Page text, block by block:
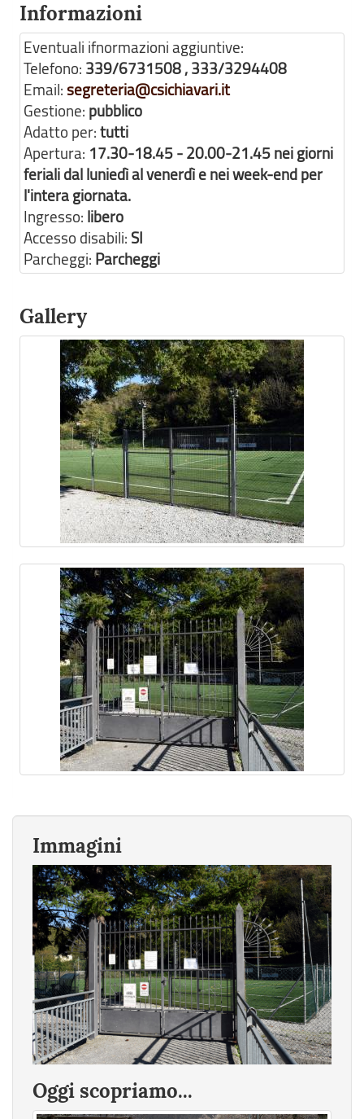
Informazioni
Eventuali ifnormazioni aggiuntive:
Telefono: 339/6731508 , 333/3294408
Email:segreteria@csichiavari.it
Gestione: pubblico
Adatto per:tutti
Apertura: 17.30-18.45 - 20.00-21.45 nei giorni
feriali dal luniedì al venerdì e nei week-end per
l'intera giornata.
Ingresso: libero
Accesso disabili: SI
Parcheggi: Parcheggi
Gallery
Immagini
Oggi scopriamo...